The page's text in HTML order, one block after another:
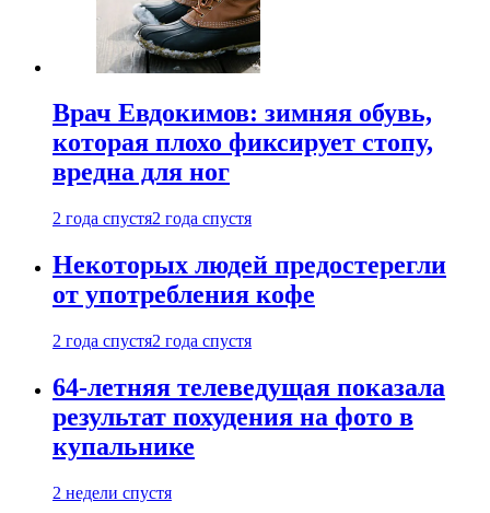
Врач Евдокимов: зимняя обувь,
которая плохо фиксирует стопу,
вредна для ног
2 года спустя2 года спустя
Некоторых людей предостерегли
от употребления кофе
2 года спустя2 года спустя
64-летняя телеведущая показала
результат похудения на фото в
купальнике
2 недели спустя